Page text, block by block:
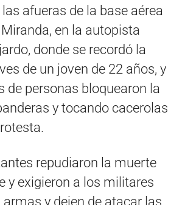
afueras de la base aérea
en la autopista
donde se recordó la
de un joven de 22 años, y
de personas bloquearon la
y tocando cacerolas
repudiaron la muerte
y exigieron a los militares
armas y dejen de atacar las